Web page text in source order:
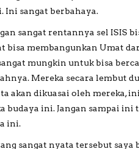
Ini sangat berbahaya.
sangat rentannya sel ISIS
bisa membangunkan Umat
mungkin untuk bisa
Mereka secara lembut
akan dikuasai oleh mereka,
budaya ini. Jangan sampai
ini.
sangat nyata tersebut saya